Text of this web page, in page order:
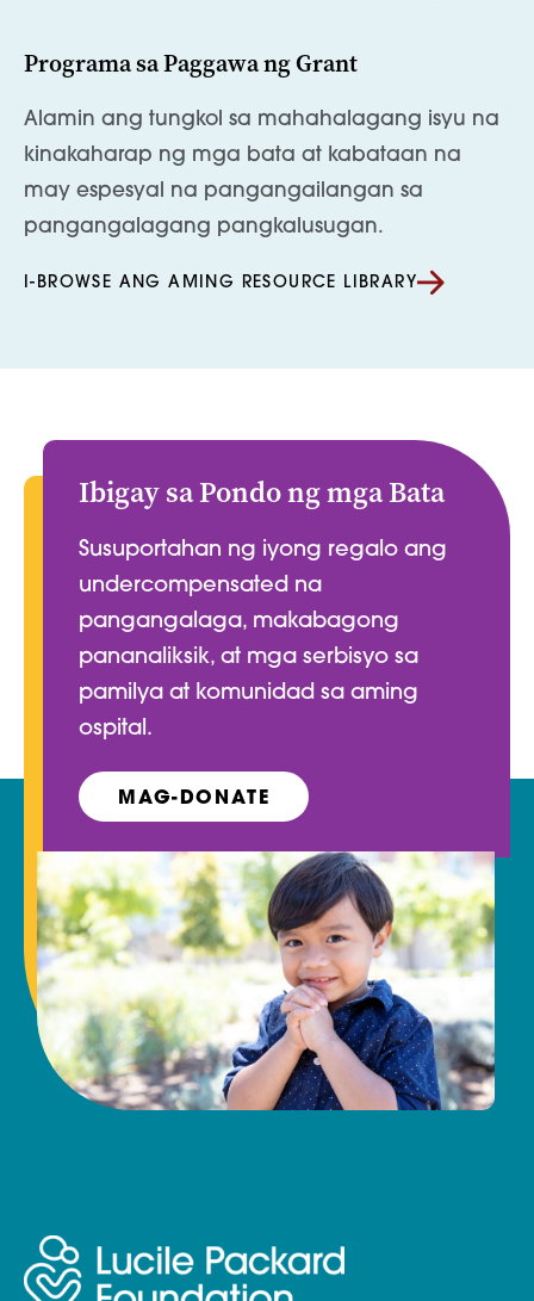
Programa sa Paggawa ng Grant
Alamin ang tungkol sa mahahalagang isyu na
kinakaharap ng mga bata at kabataan na
may espesyal na pangangailangan sa
pangangalagang pangkalusugan.
I-BROWSE ANG AMING RESOURCE LIBRARY
Ibigay sa Pondo ng mga Bata
Susuportahan ng iyong regalo ang
undercompensated na
pangangalaga, makabagong
pananaliksik, at mga serbisyo sa
pamilya at komunidad sa aming
ospital.
MAG-DONATE